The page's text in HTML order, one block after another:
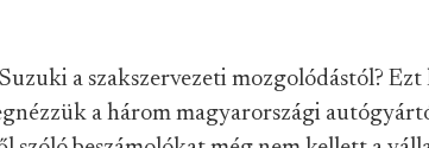
a szakszervezeti mozgolódástól? Ezt
a három magyarországi